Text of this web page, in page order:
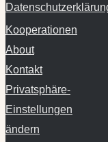
Kooperationen
About
Kontakt
Privatsphäre-
Einstellungen
ändern